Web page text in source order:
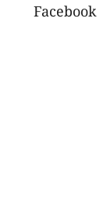
Facebook